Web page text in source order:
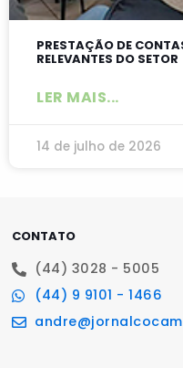
PRESTAÇÃO DE
RELEVANTES DO SETOR
LER MAIS...
14 de julho de 2026
CONTATO
(44) 3028 - 5005
(44) 9 9101 - 1466